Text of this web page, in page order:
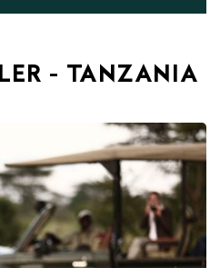
- TANZANIA